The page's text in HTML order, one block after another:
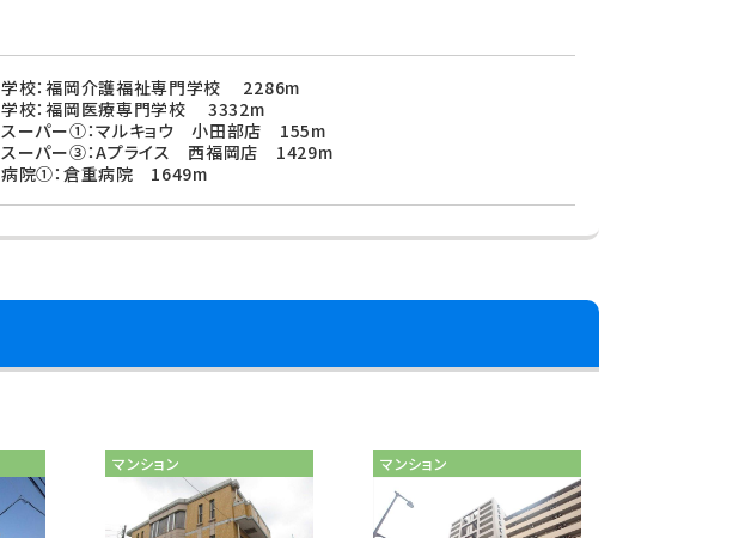
学校：福岡介護福祉専門学校 2286m
学校：福岡医療専門学校 3332m
スーパー①：マルキョウ 小田部店 155m
スーパー③：Aプライス 西福岡店 1429m
病院①：倉重病院 1649m
マンション マンション